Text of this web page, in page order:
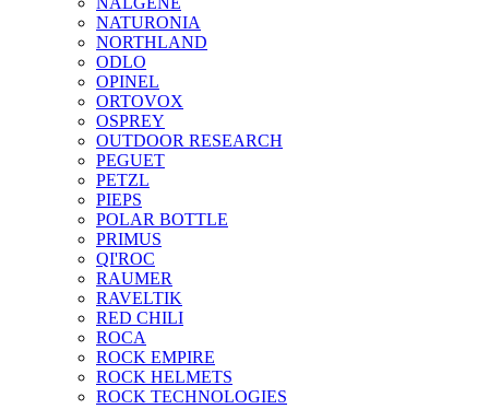
NATURONIA
NORTHLAND
ODLO
OPINEL
ORTOVOX
OSPREY
OUTDOOR RESEARCH
PEGUET
PETZL
PIEPS
POLAR BOTTLE
PRIMUS
QI'ROC
RAUMER
RAVELTIK
RED CHILI
ROCA
ROCK EMPIRE
ROCK HELMETS
ROCK TECHNOLOGIES